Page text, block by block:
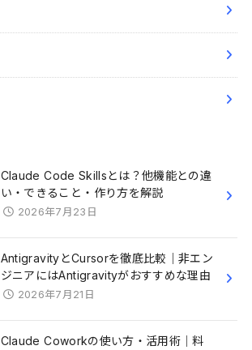
Claude Code Skillsとは？他機能との違
い・できること・作り方を解説
2026年7月23日
AntigravityとCursorを徹底比較｜非エン
ジニアにはAntigravityがおすすめな理由
2026年7月21日
Claude Coworkの使い方・活用術｜料